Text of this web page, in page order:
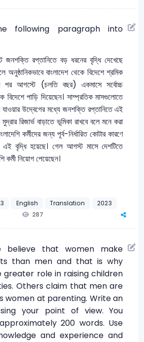
following paragraph into
জনশক্তি রপ্তানিতে বড় ধরনের বৃদ্ধি দেখেছে
অনুষ্ঠানিকভাবে বাংলাদেশ থেকে বিদেশে শ্রমিক
পর আগস্টে (চলতি বছর) একমাসে সর্বোচ্চ
পাড়ি দিয়েছেন। সাম্প্রতিক মাসগুলোতে
যাওয়ার উদ্বেগের মধ্যে জনশক্তি রপ্তানিতে এই
রিজার্ভ বাড়াতে ভূমিকা রাখবে বলে মনে করা
কর্মীদের জন্য পূর্ব-নির্ধারিত কোটার কারণে
বৃদ্ধি হয়েছে। গেল আগস্ট মাসে দেশটিতে
কর্মী নিয়োগ পেয়েছেন।
English Translation
2023
287
believe that women make
than men and that is why
greater role in raising children
Others claim that men are
women at parenting. Write an
your point of view. You
200 words. Use
and experience and